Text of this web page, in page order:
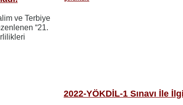
ve Terbiye
“21.
2022-YÖKDİL-1 Sınavı İle